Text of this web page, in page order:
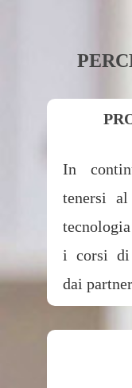
In
tenersi
i corsi di
dai